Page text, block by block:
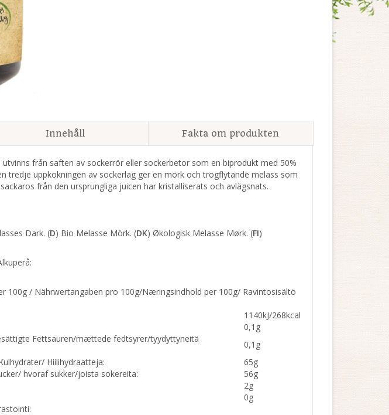
Innehåll Fakta om produkten
från saften av sockerrör eller sockerbetor som en biprodukt med 50%
tredje uppkokningen av sockerlag ger en mörk och trögflytande melass som
från den ursprungliga juicen har kristalliserats och avlägsnats.
Dark. (D) Bio Melasse Mörk. (DK) Økologisk Melasse Mørk. (FI)
100g / Nährwertangaben pro 100g/Næringsindhold per 100g/ Ravintosisältö
1140kJ/268kcal
0,1g
Fettsauren/mættede fedtsyrer/tyydyttyneitä
0,1g
Hiilihydraatteja:
65g
hvoraf sukker/joista sokereita:
56g
2g
0g